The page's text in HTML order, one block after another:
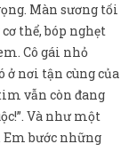
Màn sương tối
thể, bóp nghẹt
Cô gái nhỏ
ở nơi tận cùng của
vẫn còn đang
Và như một
Em bước những